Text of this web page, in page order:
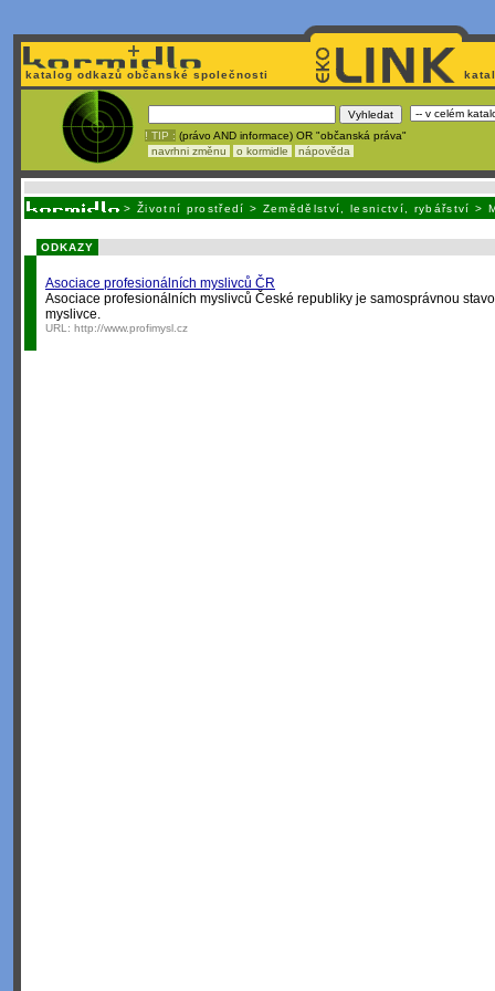
katalog odkazů občanské společnosti
! TIP : (právo AND informace) OR "občanská práva"
navrhni změnu
o kormidle nápověda
> Životní prostředí > Zemědělství, lesnictví, rybářství >
ODKAZY
Asociace profesionálních myslivců ČR
Asociace profesionálních myslivců České republiky je samosprávnou
myslivce.
URL: http://www.profimysl.cz